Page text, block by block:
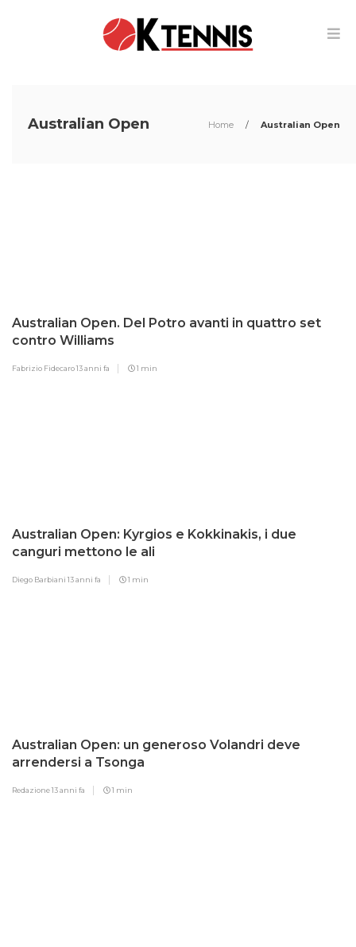
Australian Open Home / Australian Open
Australian Open. Del Potro avanti in quattro set
contro Williams
Fabrizio Fidecaro13 anni fa 1 min
Australian Open: Kyrgios e Kokkinakis, i due
canguri mettono le ali
Diego Barbiani13 anni fa 1 min
Australian Open: un generoso Volandri deve
arrendersi a Tsonga
Redazione13 anni fa 1 min